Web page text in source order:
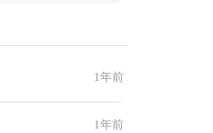
1年前
1年前